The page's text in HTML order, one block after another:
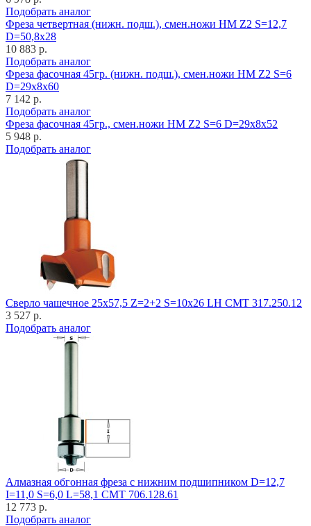
Подобрать аналог
Фреза четвертная (нижн. подш.), смен.ножи HM Z2 S=12,7
D=50,8x28
10 883 р.
Подобрать аналог
Фреза фасочная 45гр. (нижн. подш.), смен.ножи HM Z2 S=6
D=29x8x60
7 142 р.
Подобрать аналог
Фреза фасочная 45гр., смен.ножи HM Z2 S=6 D=29x8x52
5 948 р.
Подобрать аналог
Cверло чашечное 25x57,5 Z=2+2 S=10x26 LH CMT 317.250.12
3 527 р.
Подобрать аналог
Алмазная обгонная фреза с нижним подшипником D=12,7
I=11,0 S=6,0 L=58,1 CMT 706.128.61
12 773 р.
Подобрать аналог